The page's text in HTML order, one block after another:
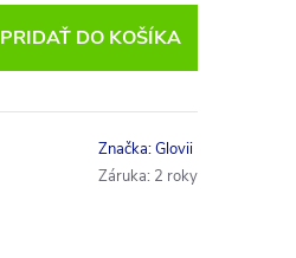
PRIDAŤ DO KOŠÍKA
Značka:Glovii
Záruka: 2 roky